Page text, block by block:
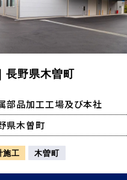
長野県木曽町
部品加工工場及び本社
県木曽町
施工 木曽町